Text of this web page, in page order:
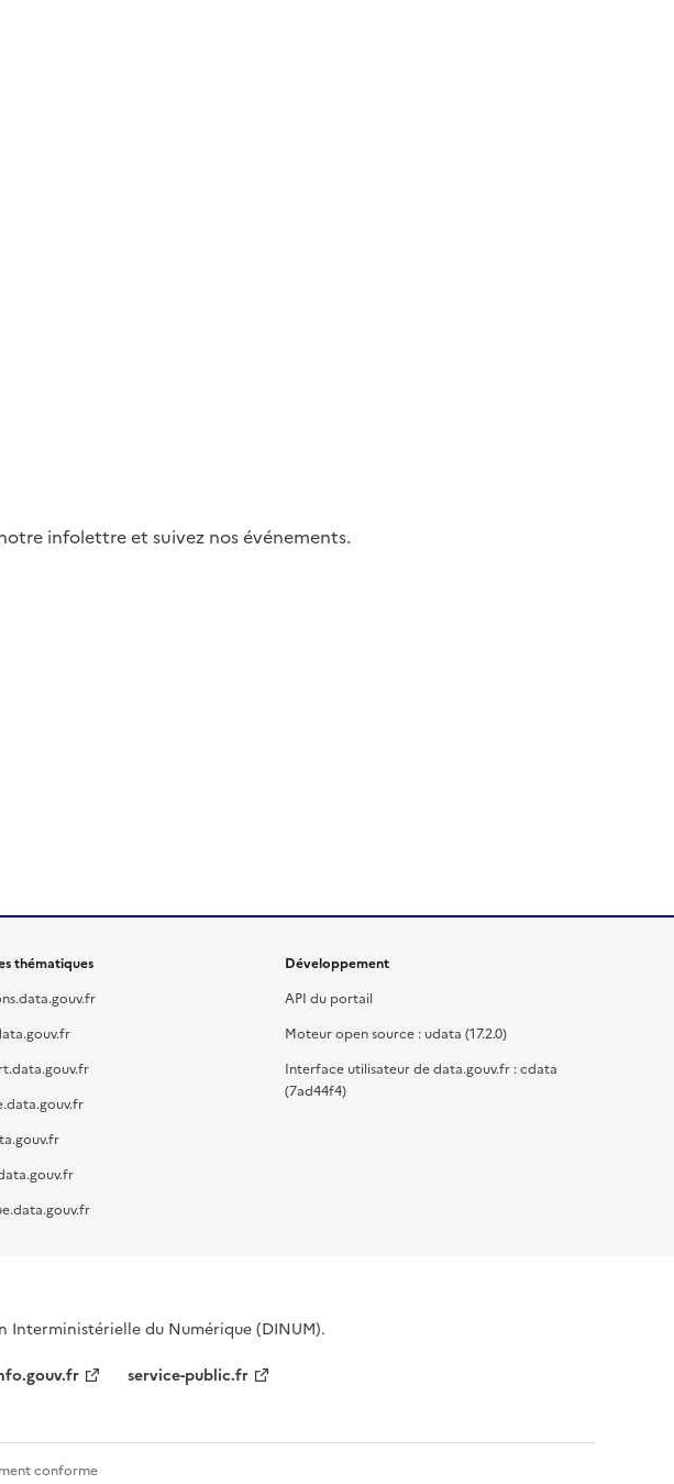
infolettre et suivez nos événements.
thématiques
Développement
API du portail
Moteur open source : udata (17.2.0)
Interface utilisateur de data.gouv.fr : cdata
(7ad44f4)
Interministérielle du Numérique (DINUM).
service-public.fr
conforme